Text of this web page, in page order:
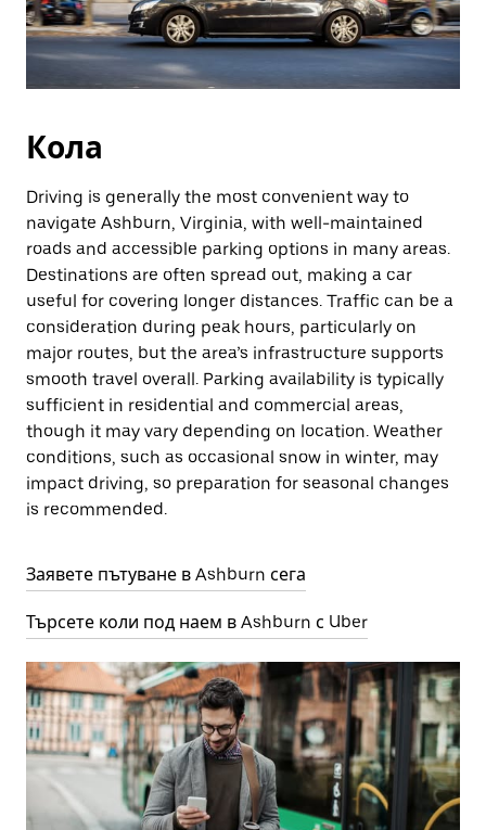
Кола
Driving is generally the most convenient way to
navigate Ashburn, Virginia, with well-maintained
roads and accessible parking options in many areas.
Destinations are often spread out, making a car
useful for covering longer distances. Traffic can be a
consideration during peak hours, particularly on
major routes, but the area’s infrastructure supports
smooth travel overall. Parking availability is typically
sufficient in residential and commercial areas,
though it may vary depending on location. Weather
conditions, such as occasional snow in winter, may
impact driving, so preparation for seasonal changes
is recommended.
Заявете пътуване в Ashburn сега
Търсете коли под наем в Ashburn с Uber